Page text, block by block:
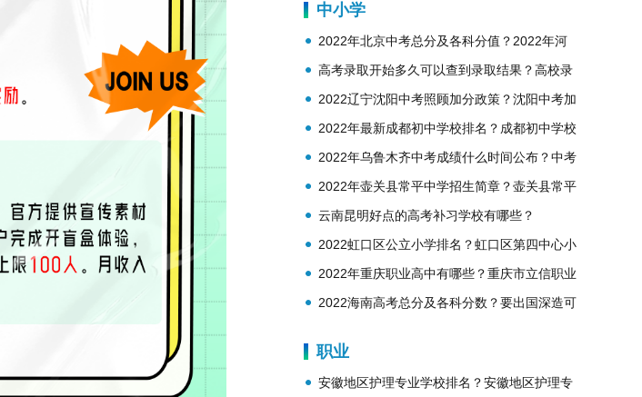
中小学
2022年北京中考总分及各科分值？2022年河
南中考满分多少？
高考录取开始多久可以查到录取结果？高校录
取结束后才能查询录取结果吗？
2022辽宁沈阳中考照顾加分政策？沈阳中考加
分政策有哪些？
2022年最新成都初中学校排名？成都初中学校
排名前二十
2022年乌鲁木齐中考成绩什么时间公布？中考
成绩查询注意事项？
2022年壶关县常平中学招生简章？壶关县常平
中学概况？
云南昆明好点的高考补习学校有哪些？
2022虹口区公立小学排名？虹口区第四中心小
学怎么样？
2022年重庆职业高中有哪些？重庆市立信职业
教育中心？
2022海南高考总分及各科分数？要出国深造可
职业
安徽地区护理专业学校排名？安徽地区护理专